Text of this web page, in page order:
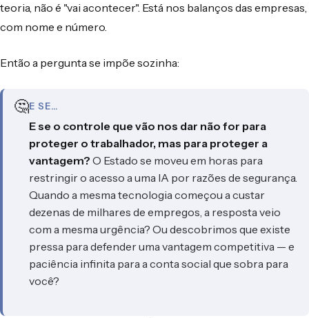
teoria, não é "vai acontecer". Está nos balanços das empresas,
com nome e número.
Então a pergunta se impõe sozinha:
🤔E SE…
E se o controle que vão nos dar não for para
proteger o trabalhador, mas para proteger a
vantagem? O Estado se moveu em horas para
restringir o acesso a uma IA por razões de segurança.
Quando a mesma tecnologia começou a custar
dezenas de milhares de empregos, a resposta veio
com a mesma urgência? Ou descobrimos que existe
pressa para defender uma vantagem competitiva — e
paciência infinita para a conta social que sobra para
você?